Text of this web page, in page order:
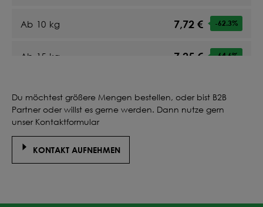
Ab 10 kg 7,72 € -62.3%
Ab 15 kg 7,25 € -64.6%
Ab 25 kg
Ab 30 kg
Du möchtest größere Mengen bestellen, oder bist B2B
Partner oder willst es gerne werden. Dann nutze gern
unser Kontaktformular
KONTAKT AUFNEHMEN